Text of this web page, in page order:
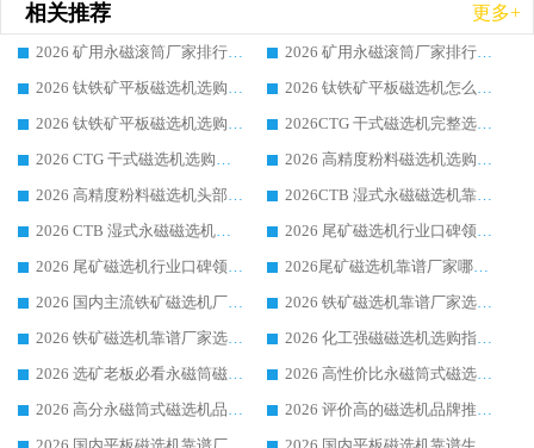
相关推荐 更多+
2026 矿用永磁滚筒厂家排行榜选购干货指南 行业口碑标杆华体会手机网页版-华体会(中国) 实力出众
2026 矿用永磁滚筒厂家排行榜选购指南，行业口碑领域强者华体会手机网页版-华体会(中国)
2026 钛铁矿平板磁选机选购全攻略 市场公认优质品牌厂家实力排行榜
2026 钛铁矿平板磁选机怎么选 靠谱生产企业实力排行榜选购参考攻略
2026 钛铁矿平板磁选机选购指南 行业口碑优选品牌生产企业实力排行榜
2026CTG 干式磁选机完整选购指南 行业口碑顶尖靠谱生产龙头厂家实力推荐
2026 CTG 干式磁选机选购指南|行业口碑靠谱生产厂家领域强者推荐
2026 高精度粉料磁选机选购全攻略 行业优质品牌华体会手机网页版-华体会(中国) 实力深度解析
2026 高精度粉料磁选机头部厂家选购指南 行业口碑靠谱品牌推荐 领域强者华体会手机网页版-华体会(中国) 解析
2026CTB 湿式永磁磁选机靠谱厂家实力排行榜 铁矿选矿设备采购全流程选购指南
2026 CTB 湿式永磁磁选机选购指南|行业口碑良好品牌推荐，领域强者华体会手机网页版-华体会(中国)
2026 尾矿磁选机行业口碑领域强者，源头直供国内主流厂家华体会手机网页版-华体会(中国) 一站式服务
2026 尾矿磁选机行业口碑领域强者，源头直供国内主流厂家华体会手机网页版-华体会(中国) 一站式服务
2026尾矿磁选机靠谱厂家哪家好 行业口碑领域强者华体会手机网页版-华体会(中国) 推荐
2026 国内主流铁矿磁选机厂家选购指南|行业口碑好品牌推荐，领域强者华体会手机网页版-华体会(中国)
2026 铁矿磁选机靠谱厂家选购全攻略 行业标杆华体会手机网页版-华体会(中国) 设备性价比出众
2026 铁矿磁选机靠谱厂家选购指南，领域强者华体会手机网页版-华体会(中国) 铁矿磁选机性价比高
2026 化工强磁磁选机选购指南 5 家行业口碑靠谱厂家领域强者推荐
2026 选矿老板必看永磁筒磁选机推荐 行业头部品牌口碑设备选购全攻略
2026 高性价比永磁筒式磁选机品牌盘点 行业强者口碑实测选购完整指南
2026 高分永磁筒式磁选机品牌推荐 选矿设备强者对比测评采购避坑全攻略
2026 评价高的磁选机品牌推荐选购指南，永磁筒式磁选机设备领域强者全景行业口碑解析